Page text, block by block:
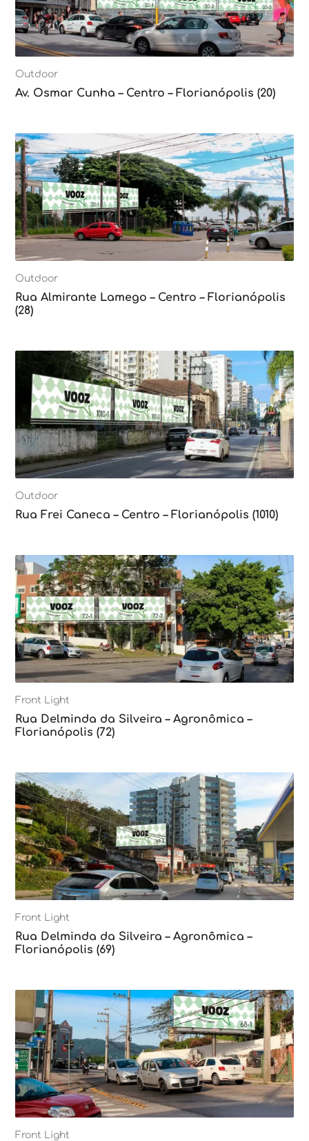
Outdoor
Av. Osmar Cunha – Centro – Florianópolis (20)
Outdoor
Rua Almirante Lamego – Centro – Florianópolis
(28)
Outdoor
Rua Frei Caneca – Centro – Florianópolis (1010)
Front Light
Rua Delminda da Silveira – Agronômica –
Florianópolis (72)
Front Light
Rua Delminda da Silveira – Agronômica –
Florianópolis (69)
Front Light